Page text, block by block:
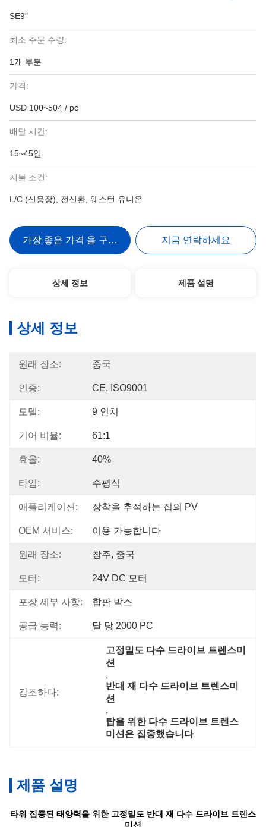
SE9"
최소 주문 수량:
1개 부분
가격:
USD 100~504 / pc
배달 시간:
15~45일
지불 조건:
L/C (신용장), 전신환, 웨스턴 유니온
가장 좋은 가격 을 구하라 지금 연락하세요
상세 정보 제품 설명
상세 정보
원래 장소: 중국
인증: CE, ISO9001
모델: 9 인치
기어 비율: 61:1
효율: 40%
타입: 수평식
애플리케이션: 장착을 추적하는 집의 PV
OEM 서비스: 이용 가능합니다
원래 장소: 창주, 중국
모터: 24V DC 모터
포장 세부 사항: 합판 박스
공급 능력: 달 당 2000 PC
강조하다:
고정밀도 다수 드라이브 트렌스미
션
,
반대 재 다수 드라이브 트렌스미
션
,
탑을 위한 다수 드라이브 트렌스
미션은 집중했습니다
제품 설명
타워 집중된 태양력을 위한 고정밀도 반대 재 다수 드라이브 트렌스
미션